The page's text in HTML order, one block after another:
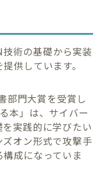
技術の基礎から実装
供しています。
部門大賞を受賞し
本」は、サイバー
実践的に学びたい
オン形式で攻撃手
成になっていま